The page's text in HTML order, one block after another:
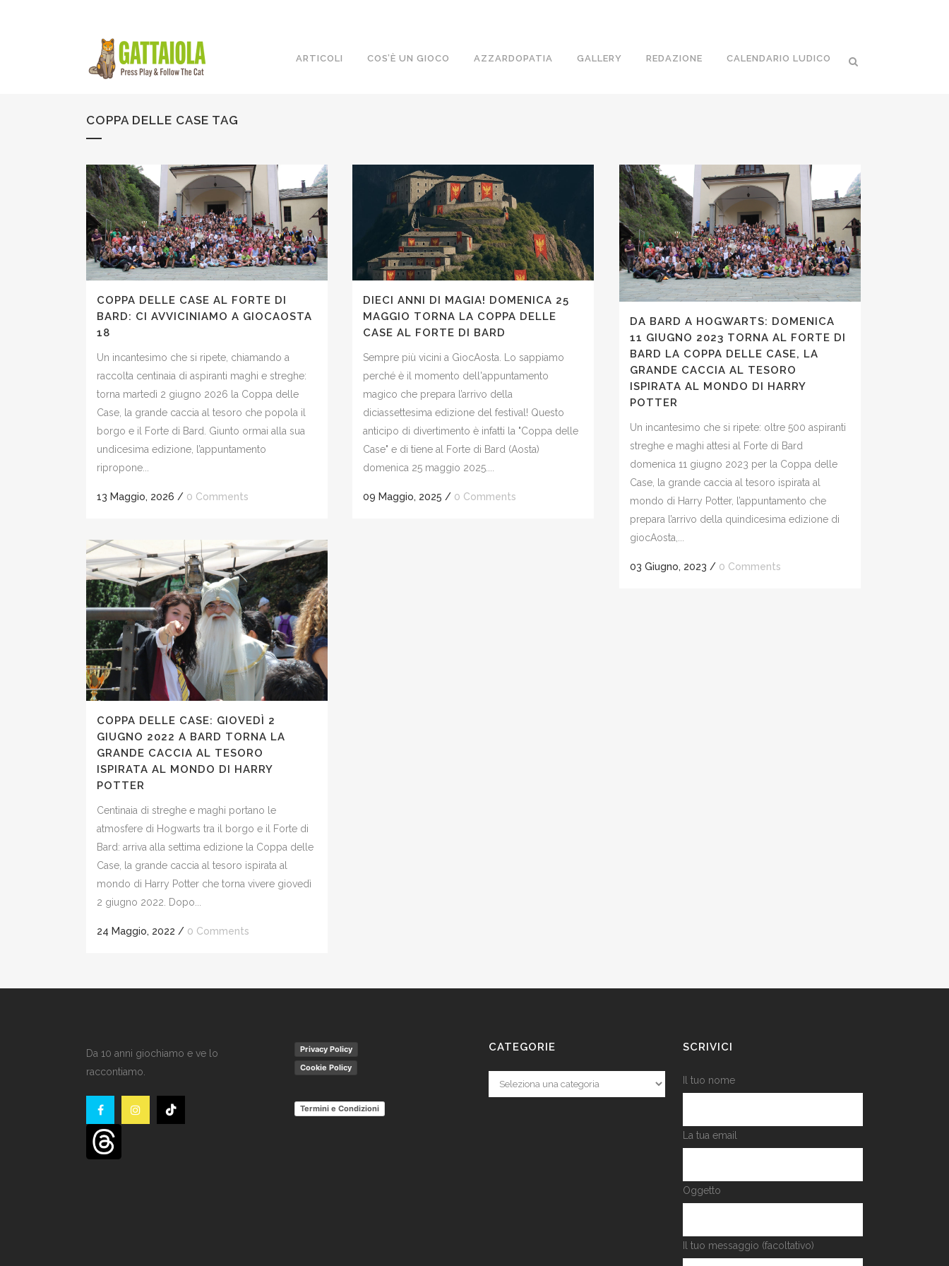
ARTICOLI COS’È UN GIOCO AZZARDOPATIA GALLERY REDAZIONE CALENDARIO LUDICO
COPPA DELLE CASE TAG
COPPA DELLE CASE AL FORTE DI
BARD: CI AVVICINIAMO A GIOCAOSTA
18
Un incantesimo che si ripete, chiamando a
raccolta centinaia di aspiranti maghi e streghe:
torna martedì 2 giugno 2026 la Coppa delle
Case, la grande caccia al tesoro che popola il
borgo e il Forte di Bard. Giunto ormai alla sua
undicesima edizione, l’appuntamento
ripropone...
13 Maggio, 2026 / 0 Comments
DIECI ANNI DI MAGIA! DOMENICA 25
MAGGIO TORNA LA COPPA DELLE
CASE AL FORTE DI BARD
Sempre più vicini a GiocAosta. Lo sappiamo
perché è il momento dell'appuntamento
magico che prepara l’arrivo della
diciassettesima edizione del festival! Questo
anticipo di divertimento è infatti la "Coppa delle
Case" e di tiene al Forte di Bard (Aosta)
domenica 25 maggio 2025....
09 Maggio, 2025 / 0 Comments
DA BARD A HOGWARTS: DOMENICA
11 GIUGNO 2023 TORNA AL FORTE DI
BARD LA COPPA DELLE CASE, LA
GRANDE CACCIA AL TESORO
ISPIRATA AL MONDO DI HARRY
POTTER
Un incantesimo che si ripete: oltre 500 aspiranti
streghe e maghi attesi al Forte di Bard
domenica 11 giugno 2023 per la Coppa delle
Case, la grande caccia al tesoro ispirata al
mondo di Harry Potter, l’appuntamento che
prepara l’arrivo della quindicesima edizione di
giocAosta,...
03 Giugno, 2023 / 0 Comments
COPPA DELLE CASE: GIOVEDÌ 2
GIUGNO 2022 A BARD TORNA LA
GRANDE CACCIA AL TESORO
ISPIRATA AL MONDO DI HARRY
POTTER
Centinaia di streghe e maghi portano le
atmosfere di Hogwarts tra il borgo e il Forte di
Bard: arriva alla settima edizione la Coppa delle
Case, la grande caccia al tesoro ispirata al
mondo di Harry Potter che torna vivere giovedì
2 giugno 2022. Dopo...
24 Maggio, 2022 / 0 Comments
Da 10 anni giochiamo e ve lo
raccontiamo.
Privacy Policy
Cookie Policy
Termini e Condizioni
CATEGORIE
Categorie
SCRIVICI
Il tuo nome
La tua email
Oggetto
Il tuo messaggio (facoltativo)